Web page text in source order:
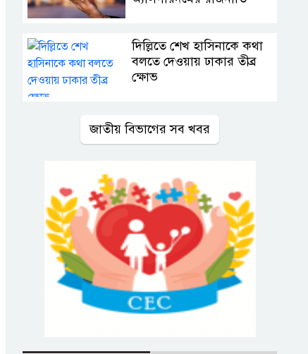
দিল্লিতে শেখ হাসিনাকে কথা
বলতে দেওয়ায় ঢাকার তীব্র
ক্ষোভ
জাতীয় বিভাগের সব খবর